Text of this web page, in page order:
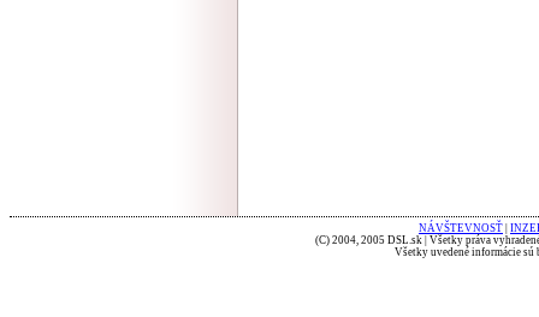
NÁVŠTEVNOSŤ
(C) 2004, 2005 DSL.sk | Všetky práva
Všetky uvedené informácie sú